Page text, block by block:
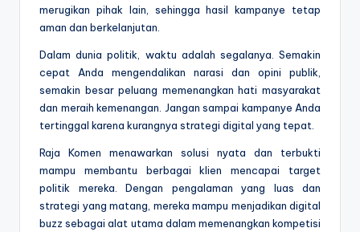
merugikan pihak lain, sehingga hasil kampanye tetap
aman dan berkelanjutan.
Dalam dunia politik, waktu adalah segalanya. Semakin
cepat Anda mengendalikan narasi dan opini publik,
semakin besar peluang memenangkan hati masyarakat
dan meraih kemenangan. Jangan sampai kampanye Anda
tertinggal karena kurangnya strategi digital yang tepat.
Raja Komen menawarkan solusi nyata dan terbukti
mampu membantu berbagai klien mencapai target
politik mereka. Dengan pengalaman yang luas dan
strategi yang matang, mereka mampu menjadikan digital
buzz sebagai alat utama dalam memenangkan kompetisi